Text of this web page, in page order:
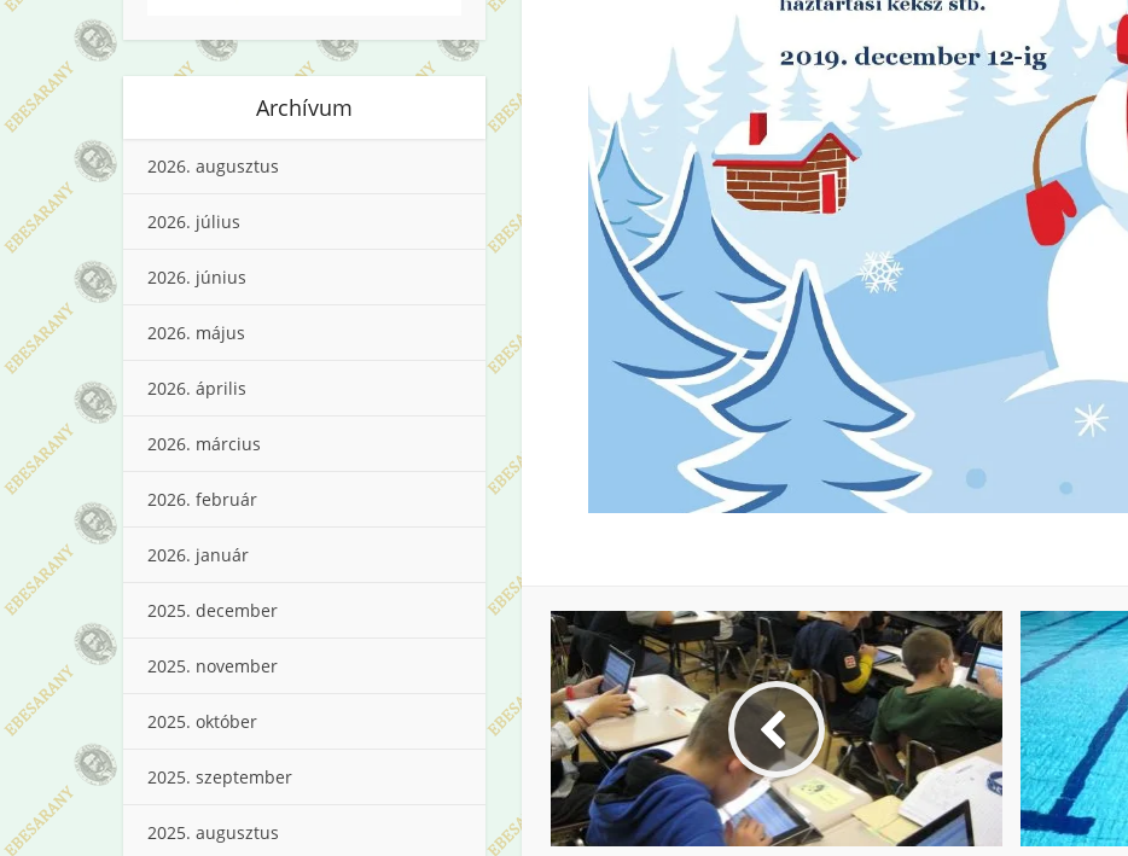
Archívum
2026. augusztus
2026. július
2026. június
2026. május
2026. április
2026. március
2026. február
2026. január
2025. december
2025. november
2025. október
2025. szeptember
2025. augusztus